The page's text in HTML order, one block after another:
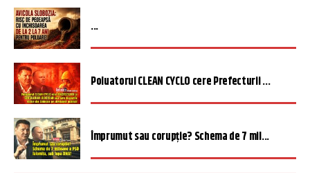
...
Poluatorul CLEAN CYCLO cere Prefecturii ...
Împrumut sau corupție? Schema de 7 mil...